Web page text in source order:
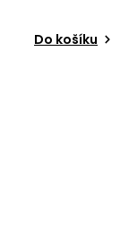
Do košíku